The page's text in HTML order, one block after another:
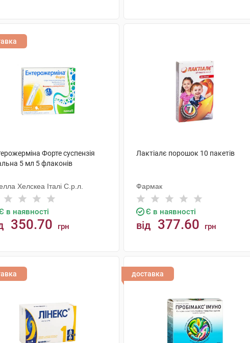
Форте суспензія
5 мл 5 флаконів
Хелскеа Італі С.р.л.
в наявності
350.70 грн
Лактіалє порошок 10 пакетів
Фармак
Є в наявності
від 377.60 грн
доставка